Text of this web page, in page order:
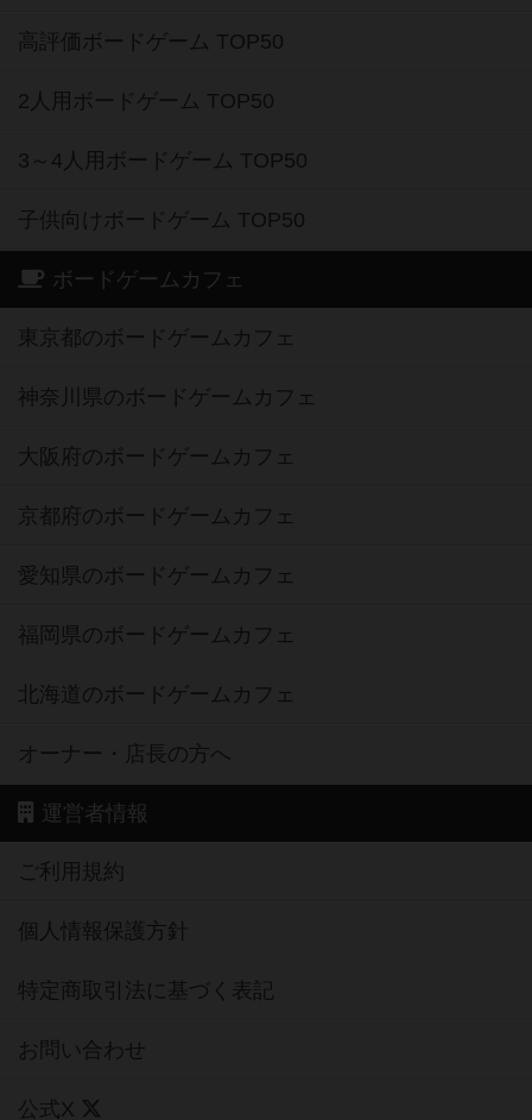
高評価ボードゲーム TOP50
2人用ボードゲーム TOP50
3～4人用ボードゲーム TOP50
子供向けボードゲーム TOP50
ボードゲームカフェ
東京都のボードゲームカフェ
神奈川県のボードゲームカフェ
大阪府のボードゲームカフェ
京都府のボードゲームカフェ
愛知県のボードゲームカフェ
福岡県のボードゲームカフェ
北海道のボードゲームカフェ
オーナー・店長の方へ
運営者情報
ご利用規約
個人情報保護方針
特定商取引法に基づく表記
お問い合わせ
公式X